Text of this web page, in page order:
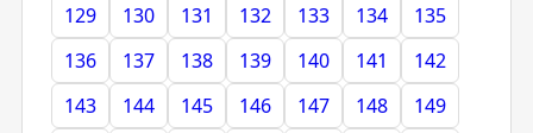
129
130 131 132 133 134
135
136
137 138 139 140 141
142
143
144 145 146 147 148
149